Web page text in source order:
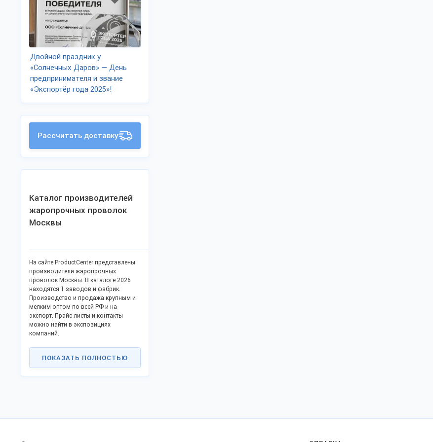
Двойной праздник у
«Солнечных Даров» — День
предпринимателя и звание
«Экспортёр года 2025»!
Рассчитать доставку
Каталог производителей
жаропрочных проволок
Москвы
На сайте ProductCenter представлены
производители жаропрочных
проволок Москвы. В каталоге 2026
находятся 1 заводов и фабрик.
Производство и продажа крупным и
мелким оптом по всей РФ и на
экспорт. Прайс-листы и контакты
можно найти в экспозициях
компаний.
ПОКАЗАТЬ ПОЛНОСТЬЮ